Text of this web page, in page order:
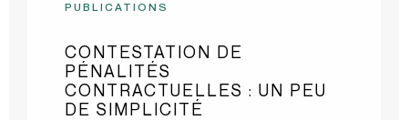
PUBLICATIONS
CONTESTATION DE
PÉNALITÉS
CONTRACTUELLES : UN PEU
DE SIMPLICITÉ